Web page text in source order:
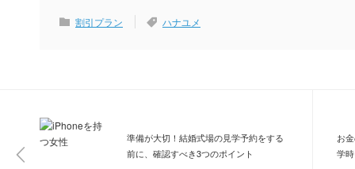
割引プラン ハナユメ
準備が大切！結婚式場の見学予約をする
前に、確認すべき3つのポイント
お
学